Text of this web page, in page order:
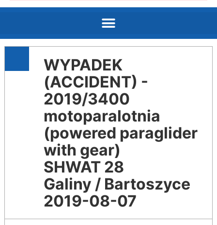
WYPADEK
(ACCIDENT) -
2019/3400
motoparalotnia
(powered paraglider
with gear)
SHWAT 28
Galiny / Bartoszyce
2019-08-07